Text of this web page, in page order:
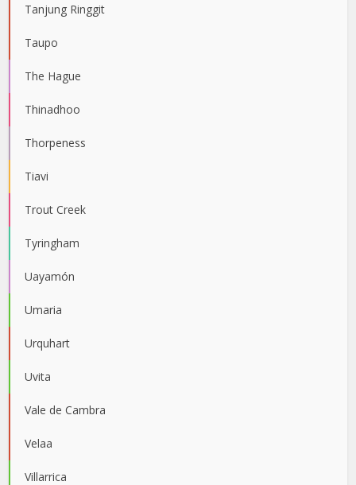
Tanjung Ringgit
Taupo
The Hague
Thinadhoo
Thorpeness
Tiavi
Trout Creek
Tyringham
Uayamón
Umaria
Urquhart
Uvita
Vale de Cambra
Velaa
Villarrica